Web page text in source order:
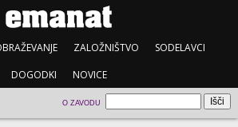
ZALOŽNIŠTVO SODELAVCI
DOGODKI NOVICE
O ZAVODU